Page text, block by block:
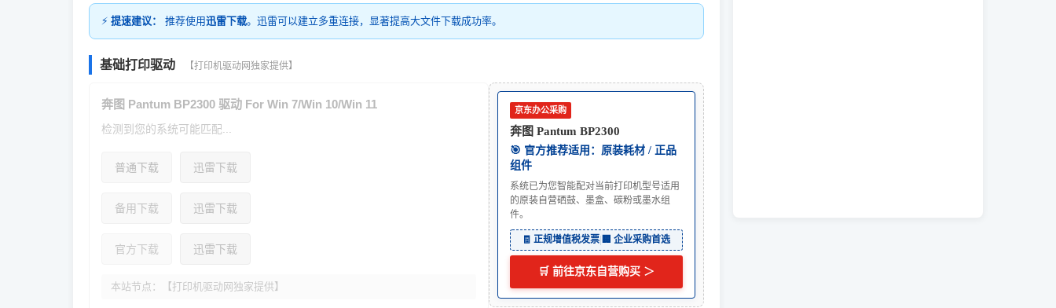
⚡ 提速建议： 推荐使用迅雷下载。迅雷可以建立多重连接，显著提高大文件下载成功率。
基础打印驱动 【打印机驱动网独家提供】
奔图 Pantum BP2300 驱动 For Win 7/Win 10/Win 11
检测到您的系统可能匹配...
普通下载 迅雷下载
备用下载 迅雷下载
官方下载 迅雷下载
本站节点：【打印机驱动网独家提供】
京东办公采购
奔图 Pantum BP2300
🎯 官方推荐适用：原装耗材 / 正品
组件
系统已为您智能配对当前打印机型号适用
的原装自营硒鼓、墨盒、碳粉或墨水组
件。
🧾 正规增值税发票 🏢 企业采购首选
🛒 前往京东自营购买 ＞